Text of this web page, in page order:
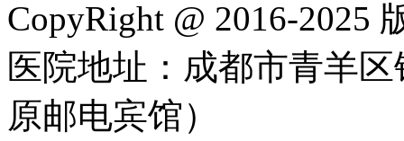
CopyRight @ 2016-2025
医院地址：成都市青羊
原邮电宾馆）